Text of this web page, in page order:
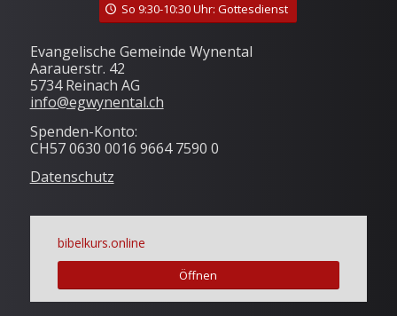
So 9:30-10:30 Uhr: Gottesdienst
Evangelische Gemeinde Wynental
Aarauerstr. 42
5734 Reinach AG
info@egwynental.ch
Spenden-Konto:
CH57 0630 0016 9664 7590 0
Datenschutz
bibelkurs.online
Öffnen